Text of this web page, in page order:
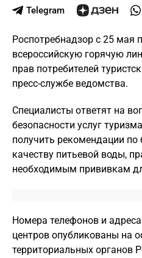
Telegram
Роспотребнадзор с 25 мая
всероссийскую горячую
прав потребителей
пресс-службе ведомства.
Специалисты ответят на
безопасности услуг
получить рекомендации
качеству питьевой воды,
необходимым прививкам
Номера телефонов и
центров опубликованы на
территориальных органов